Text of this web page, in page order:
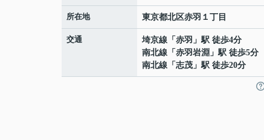
所在地 東京都北区赤羽 １丁目
交通 埼京線 「 赤羽 」駅 徒歩4分
南北線 「 赤羽岩淵 」駅 徒歩5分
南北線 「 志茂 」駅 徒歩20分